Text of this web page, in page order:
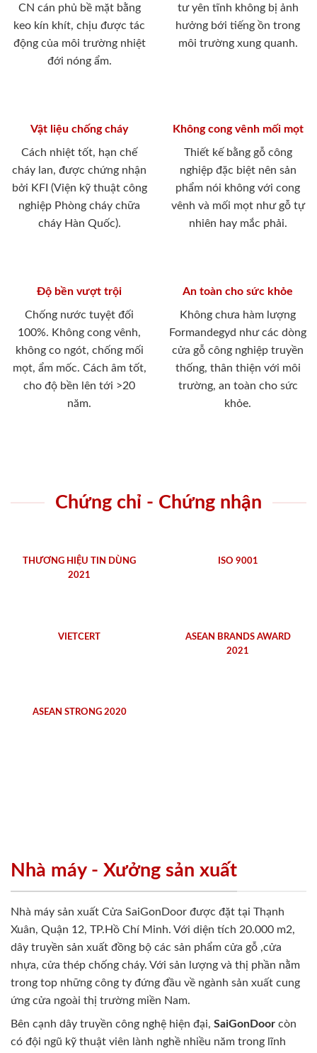
CN cán phủ bề mặt bằng
keo kín khít, chịu được tác
động của môi trường nhiệt
đới nóng ẩm.
tư yên tĩnh không bị ảnh
hưởng bới tiếng ồn trong
môi trường xung quanh.
Vật liệu chống cháy
Cách nhiệt tốt, hạn chế
cháy lan, được chứng nhận
bởi KFI (Viện kỹ thuật công
nghiệp Phòng cháy chữa
cháy Hàn Quốc).
Không cong vênh mối mọt
Thiết kế bằng gỗ công
nghiệp đặc biệt nên sản
phẩm nói không với cong
vênh và mối mọt như gỗ tự
nhiên hay mắc phải.
Độ bền vượt trội
Chống nước tuyệt đối
100%. Không cong vênh,
không co ngót, chống mối
mọt, ẩm mốc. Cách âm tốt,
cho độ bền lên tới >20
năm.
An toàn cho sức khỏe
Không chưa hàm lượng
Formandegyd như các dòng
cửa gỗ công nghiệp truyền
thống, thân thiện với môi
trường, an toàn cho sức
khỏe.
Chứng chỉ - Chứng nhận
THƯƠNG HIỆU TIN DÙNG
2021
ISO 9001
VIETCERT
ASEAN BRANDS AWARD
2021
ASEAN STRONG 2020
Nhà máy - Xưởng sản xuất
Nhà máy sản xuất Cửa SaiGonDoor được đặt tại Thạnh
Xuân, Quận 12, TP.Hồ Chí Minh. Với diện tích 20.000 m2,
dây truyền sản xuất đồng bộ các sản phẩm cửa gỗ ,cửa
nhựa, cửa thép chống cháy. Với sản lượng và thị phần nằm
trong top những công ty đứng đầu về ngành sản xuất cung
ứng cửa ngoài thị trường miền Nam.
Bên cạnh dây truyền công nghệ hiện đại, SaiGonDoor còn
có đội ngũ kỹ thuật viên lành nghề nhiều năm trong lĩnh